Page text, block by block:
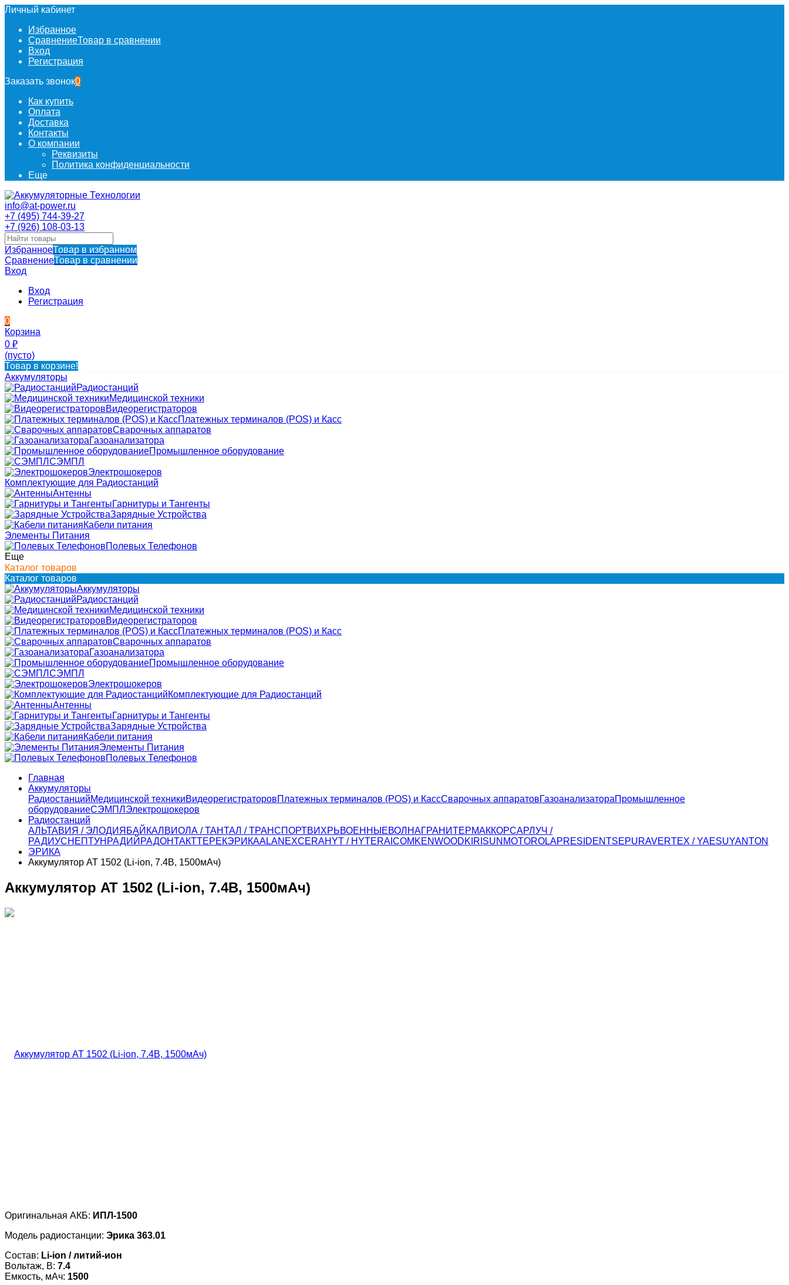
Личный кабинет
Избранное
СравнениеТовар в сравнении
Вход
Регистрация
Заказать звонок0
Как купить
Оплата
Доставка
Контакты
О компании
Реквизиты
Политика конфиденциальности
Еще
info@at-power.ru
+7 (495) 744-39-27
+7 (926) 108-03-13
ИзбранноеТовар в избранном
СравнениеТовар в сравнении
Вход
Вход
Регистрация
0
Корзина
0 ₽
(пусто)
Товар в корзине!
Аккумуляторы
Радиостанций
Медицинской техники
Видеорегистраторов
Платежных терминалов (POS) и Касс
Сварочных аппаратов
Газоанализатора
Промышленное оборудование
СЭМПЛ
Электрошокеров
Комплектующие для Радиостанций
Антенны
Гарнитуры и Тангенты
Зарядные Устройства
Кабели питания
Элементы Питания
Полевых Телефонов
Еще
Каталог товаров
Каталог товаров
Аккумуляторы
Радиостанций
Медицинской техники
Видеорегистраторов
Платежных терминалов (POS) и Касс
Сварочных аппаратов
Газоанализатора
Промышленное оборудование
СЭМПЛ
Электрошокеров
Комплектующие для Радиостанций
Антенны
Гарнитуры и Тангенты
Зарядные Устройства
Кабели питания
Элементы Питания
Полевых Телефонов
Главная
Аккумуляторы
РадиостанцийМедицинской техникиВидеорегистраторовПлатежных терминалов (POS) и КассСварочных аппаратовГазоанализатораПромышленное
оборудованиеСЭМПЛ Электрошокеров
Радиостанций
АЛЬТАВИЯ / ЭЛОДИЯ БАЙКАЛ ВИОЛА / ТАНТАЛ / ТРАНСПОРТВИХРЬВОЕННЫЕВОЛНАГРАНИТЕРМАККОРСАРЛУЧ /
РАДИУСНЕПТУН РАДИЙ РАДОНТАКТТЕРЕКЭРИКАALAN EXCERAHYT / HYTERA ICOM KENWOODKIRISUN MOTOROLAPRESIDENTSEPURAVERTEX / YAESUYANTON
ЭРИКА
Аккумулятор AT 1502 (Li-ion, 7.4В, 1500мАч)
Аккумулятор AT 1502 (Li-ion, 7.4В, 1500мАч)
Оригинальная АКБ: ИПЛ-1500
Модель радиостанции: Эрика 363.01
Состав: Li-ion / литий-ион
Вольтаж, В: 7.4
Емкость, мАч: 1500